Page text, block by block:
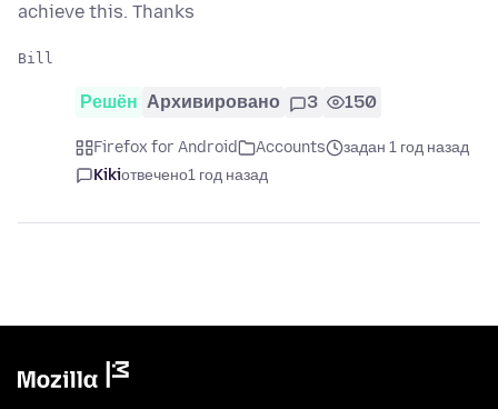
achieve this. Thanks
Решён Архивировано 3 150
Firefox for Android Accounts
задан 1 год назад
Kikiотвечено1 год назад